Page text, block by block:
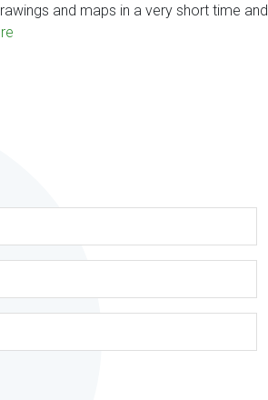
and maps in a very short time and